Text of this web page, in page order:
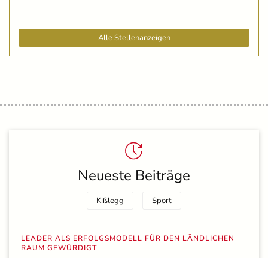
Alle Stellenanzeigen
Neueste Beiträge
Kißlegg Sport
LEADER ALS ERFOLGSMODELL FÜR DEN LÄNDLICHEN
RAUM GEWÜRDIGT